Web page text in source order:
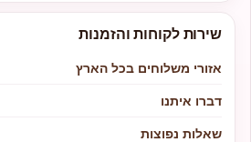
שירות לקוחות והזמנות
אזורי משלוחים בכל הארץ
דברו איתנו
שאלות נפוצות